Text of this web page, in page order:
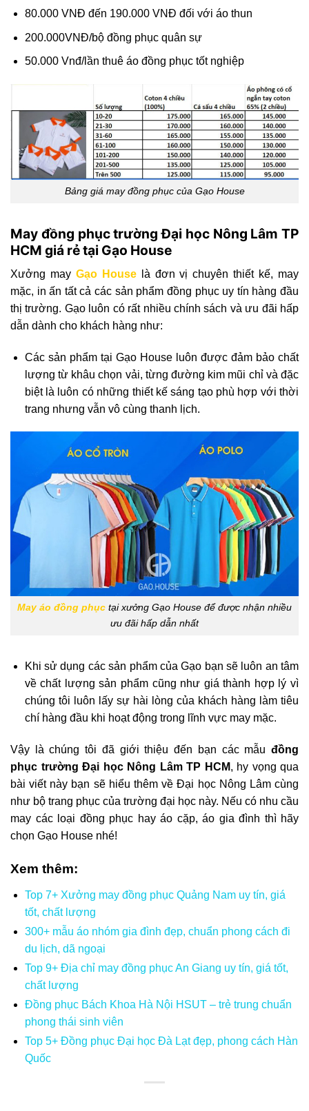
80.000 VNĐ đến 190.000 VNĐ đối với áo thun
200.000VNĐ/bộ đồng phục quân sự
50.000 Vnđ/lần thuê áo đồng phục tốt nghiệp
Bảng giá may đồng phục của Gạo House
May đồng phục trường Đại học Nông Lâm TP
HCM giá rẻ tại Gạo House
Xưởng may Gạo House
là đơn vị chuyên thiết kế, may
mặc, in ấn tất cả các sản phẩm đồng phục uy tín hàng đầu
thị trường. Gạo luôn có rất nhiều chính sách và ưu đãi hấp
dẫn dành cho khách hàng như:
Các sản phẩm tại Gạo House luôn được đảm bảo chất
lượng từ khâu chọn vải, từng đường kim mũi chỉ và đặc
biệt là luôn có những thiết kế sáng tạo phù hợp với thời
trang nhưng vẫn vô cùng thanh lịch.
May áo đồng phục tại xưởng Gạo House để được nhận nhiều
ưu đãi hấp dẫn nhất
Khi sử dụng các sản phẩm của Gạo bạn sẽ luôn an tâm
về chất lượng sản phẩm cũng như giá thành hợp lý vì
chúng tôi luôn lấy sự hài lòng của khách hàng làm tiêu
chí hàng đầu khi hoạt động trong lĩnh vực may mặc.
Vậy là chúng tôi đã giới thiệu đến bạn các mẫu đồng
phục trường Đại học Nông Lâm TP HCM, hy vọng qua
bài viết này bạn sẽ hiểu thêm về Đại học Nông Lâm cùng
như bộ trang phục của trường đại học này. Nếu có nhu cầu
may các loại đồng phục hay áo cặp, áo gia đình thì hãy
chọn Gạo House nhé!
Xem thêm:
Top 7+ Xưởng may đồng phục Quảng Nam uy tín, giá
tốt, chất lượng
300+ mẫu áo nhóm gia đình đẹp, chuẩn phong cách đi
du lịch, dã ngoại
Top 9+ Địa chỉ may đồng phục An Giang uy tín, giá tốt,
chất lượng
Đồng phục Bách Khoa Hà Nội HSUT – trẻ trung chuẩn
phong thái sinh viên
Top 5+ Đồng phục Đại học Đà Lạt đẹp, phong cách Hàn
Quốc